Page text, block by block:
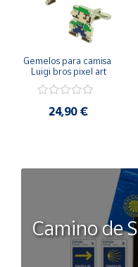
Gemelos para camisa
Luigi bros pixel art
24,90 €
Camino de